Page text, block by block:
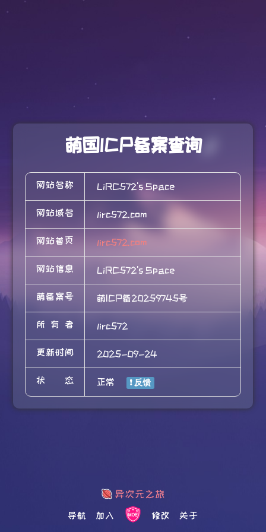
萌国ICP备案查询
网站名称 LiRC572's Space
网站域名 lirc572.com
网站首页 lirc572.com
网站信息 LiRC572's Space
萌备案号 萌ICP备20259745号
所有者 lirc572
更新时间 2025-09-24
状态 正常
导航 加入 修改 关于